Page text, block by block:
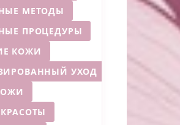
МЕТОДЫ
ПРОЦЕДУРЫ
КОЖИ
УХОД